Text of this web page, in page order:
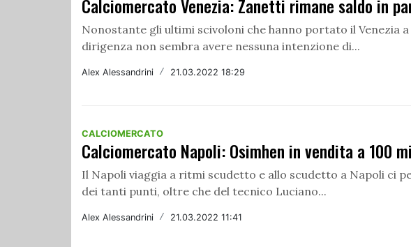
Calciomercato Venezia: Zanetti rimane saldo in
Nonostante gli ultimi scivoloni che hanno portato il Venezia
dirigenza non sembra avere nessuna intenzione di...
Alex Alessandrini / 21.03.2022 18:29
CALCIOMERCATO
Calciomercato Napoli: Osimhen in vendita a 100
Il Napoli viaggia a ritmi scudetto e allo scudetto a Napoli ci
dei tanti punti, oltre che del tecnico Luciano...
Alex Alessandrini / 21.03.2022 11:41